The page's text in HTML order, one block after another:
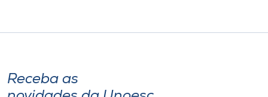
Receba as